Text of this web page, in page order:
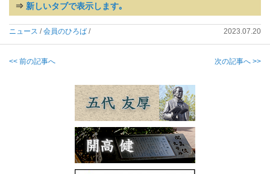
⇒ 新しいタブで表示します｡
ニュース /会員のひろば / 2023.07.20
<< 前の記事へ 次の記事へ >>